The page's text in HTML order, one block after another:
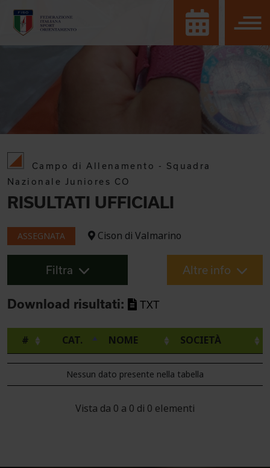
Campo di Allenamento - Squadra
Nazionale Juniores CO
RISULTATI UFFICIALI
ASSEGNATA Cison di Valmarino
Altre info
Filtra
Download risultati: TXT
# CAT. NOME SOCIETÀ
Nessun dato presente nella tabella
Vista da 0 a 0 di 0 elementi